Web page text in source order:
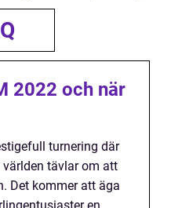
2022 och när
turnering där
tävlar om att
Det kommer att äga